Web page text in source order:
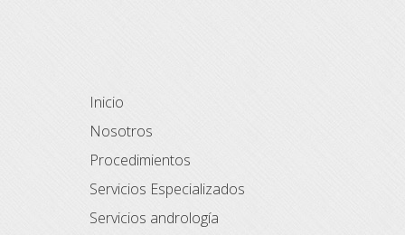
Inicio
Nosotros
Procedimientos
Servicios Especializados
Servicios andrología